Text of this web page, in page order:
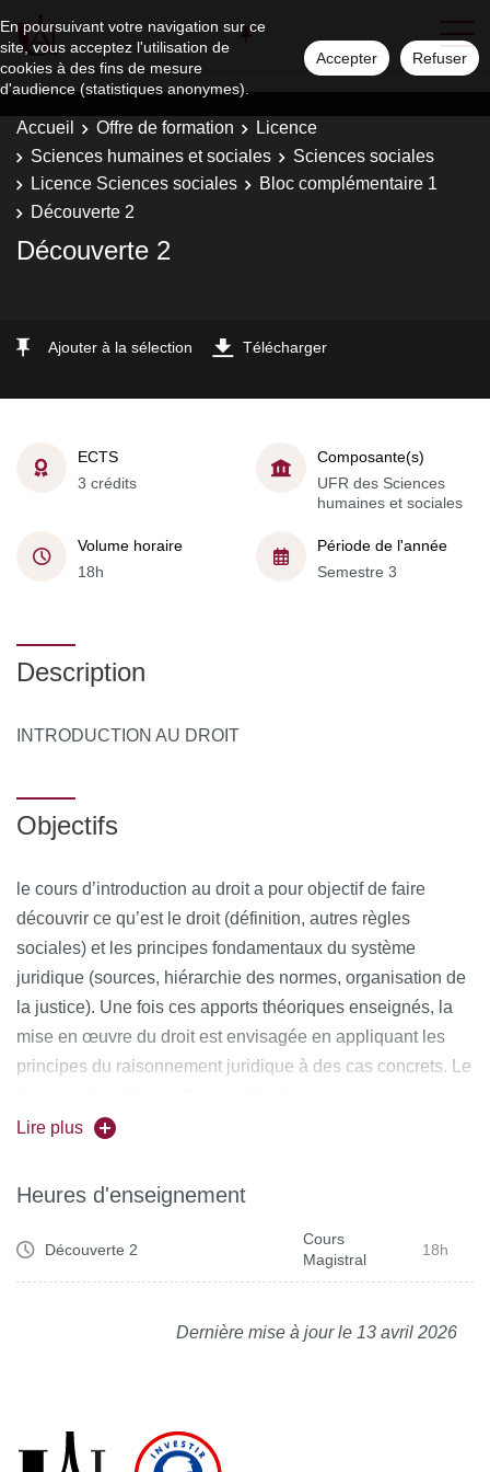
En poursuivant votre navigation sur ce
site, vous acceptez l'utilisation de
cookies à des fins de mesure
d'audience (statistiques anonymes).
Accepter Refuser
Accueil Offre de formation
Licence
Sciences humaines et sociales
Sciences sociales
Licence Sciences sociales
Bloc complémentaire 1
Découverte 2
Découverte 2
Ajouter à la sélection Télécharger
ECTS
3 crédits
Composante(s)
UFR des Sciences
humaines et sociales
Volume horaire
18h
Période de l'année
Semestre 3
Description
INTRODUCTION AU DROIT
Objectifs
le cours d’introduction au droit a pour objectif de faire
découvrir ce qu’est le droit (définition, autres règles
sociales) et les principes fondamentaux du système
juridique (sources, hiérarchie des normes, organisation de
la justice). Une fois ces apports théoriques enseignés, la
mise en œuvre du droit est envisagée en appliquant les
principes du raisonnement juridique à des cas concrets. Le
forme de règle sociale.
Lire plus
Heures d'enseignement
Découverte 2
Cours
Magistral
18h
Dernière mise à jour le 13 avril 2026